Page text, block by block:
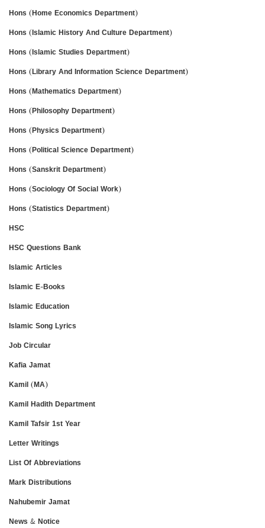
Hons (Home Economics Department)
Hons (Islamic History And Culture Department)
Hons (Islamic Studies Department)
Hons (Library And Information Science Department)
Hons (Mathematics Department)
Hons (Philosophy Department)
Hons (Physics Department)
Hons (Political Science Department)
Hons (Sanskrit Department)
Hons (Sociology Of Social Work)
Hons (Statistics Department)
HSC
HSC Questions Bank
Islamic Articles
Islamic E-Books
Islamic Education
Islamic Song Lyrics
Job Circular
Kafia Jamat
Kamil (MA)
Kamil Hadith Department
Kamil Tafsir 1st Year
Letter Writings
List Of Abbreviations
Mark Distributions
Nahubemir Jamat
News & Notice